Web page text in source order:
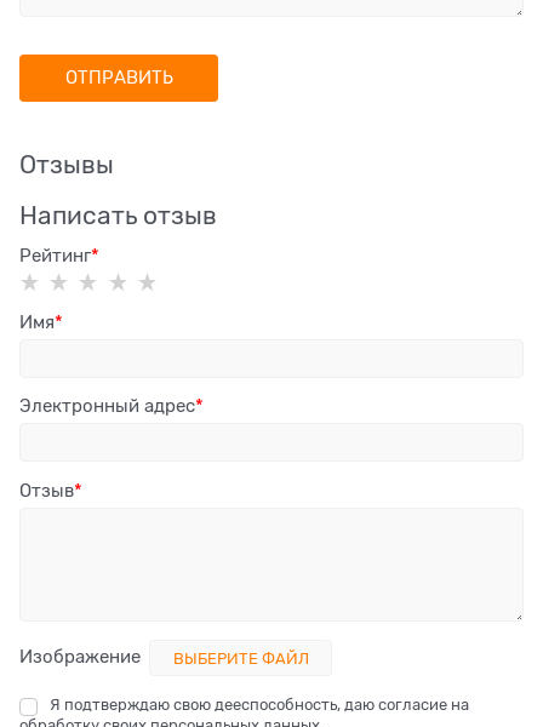
Отзывы
Написать отзыв
Рейтинг
Имя
Электронный адрес
Отзыв
Изображение ВЫБЕРИТЕ ФАЙЛ
Я подтверждаю свою дееспособность, даю согласие на